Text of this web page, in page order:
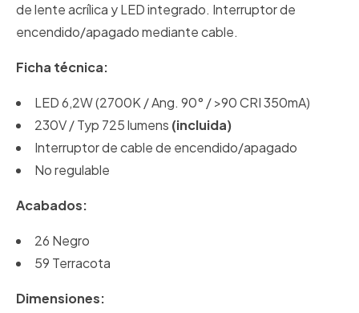
de lente acrílica y LED integrado. Interruptor de
encendido/apagado mediante cable.
Ficha técnica:
LED 6,2W (2700K / Ang. 90° / >90 CRI 350mA)
230V / Typ 725 lumens (incluida)
Interruptor de cable de encendido/apagado
No regulable
Acabados:
26 Negro
59 Terracota
Dimensiones: